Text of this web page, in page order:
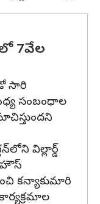
7వేల
సారి
సంబంధాల
విల్లార్డ్
హౌస్
కన్యాకుమారి